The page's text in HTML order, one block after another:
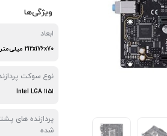
ویژگی‌ها
ابعاد
212x176x70 میلی‌متر
نوع سوکت
Intel LGA 1151
پردازنده های
شده